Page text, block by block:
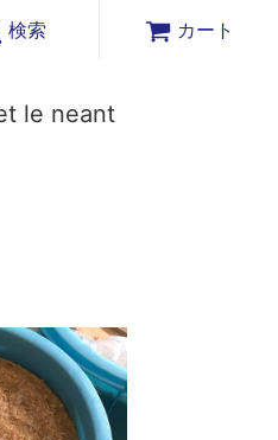
検索 カート